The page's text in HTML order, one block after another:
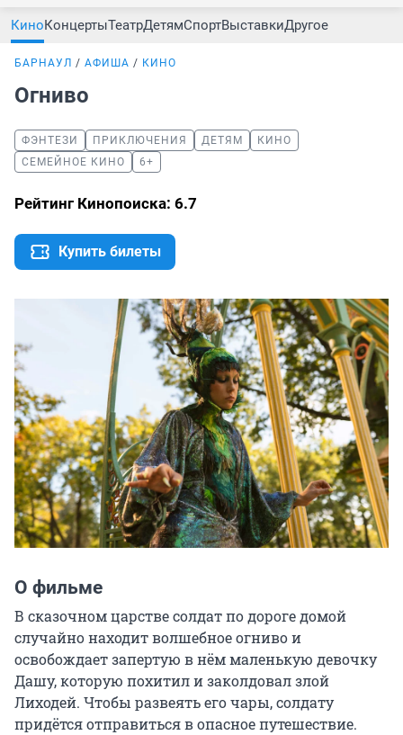
КиноКонцертыТеатрДетямСпортВыставкиДругое
БАРНАУЛ АФИША КИНО
Огниво
ФЭНТЕЗИ ПРИКЛЮЧЕНИЯ ДЕТЯМ
КИНО
СЕМЕЙНОЕ КИНО
6+
Рейтинг Кинопоиска: 6.7
Купить билеты
О фильме
В сказочном царстве солдат по дороге домой
случайно находит волшебное огниво и
освобождает запертую в нём маленькую девочку
Дашу, которую похитил и заколдовал злой
Лиходей. Чтобы развеять его чары, солдату
придётся отправиться в опасное путешествие.